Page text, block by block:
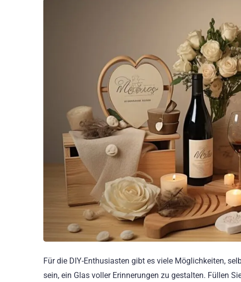
Für die DIY-Enthusiasten gibt es viele Möglichkeiten,
sein, ein Glas voller Erinnerungen zu gestalten. Füllen